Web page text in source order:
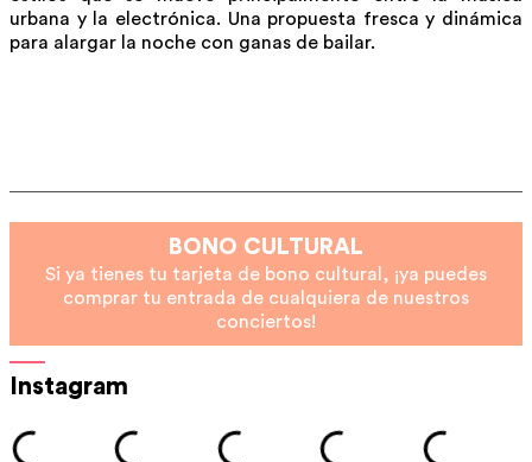
urbana y la electrónica. Una propuesta fresca y dinámica
para alargar la noche con ganas de bailar.
BONO CULTURAL
Si ya tienes tu tarjeta de bono cultural, ¡ya puedes
comprar tu entrada de cualquiera de nuestros
conciertos!
Instagram